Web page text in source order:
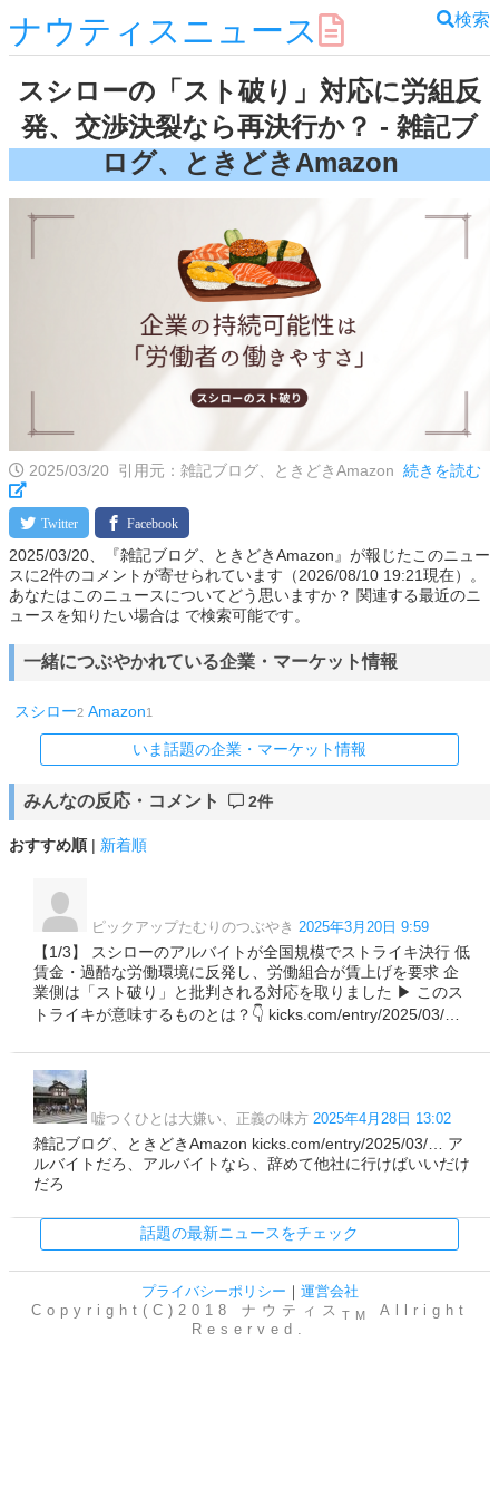
ナウティスニュース 検索
スシローの「スト破り」対応に労組反
発、交渉決裂なら再決行か？ - 雑記ブ
ログ、ときどきAmazon
2025/03/20 引用元：雑記ブログ、ときどきAmazon 続きを読む
2025/03/20、『雑記ブログ、ときどきAmazon』が報じたこのニュー
スに2件のコメントが寄せられています（2026/08/10 19:21現在）。
あなたはこのニュースについてどう思いますか？ 関連する最近のニ
ュースを知りたい場合は で検索可能です。
一緒につぶやかれている企業・マーケット情報
スシロー2 Amazon1
いま話題の企業・マーケット情報
みんなの反応・コメント 2件
おすすめ順 | 新着順
ピックアップたむりのつぶやき 2025年3月20日 9:59
【1/3】 スシローのアルバイトが全国規模でストライキ決行 低
賃金・過酷な労働環境に反発し、労働組合が賃上げを要求 企
業側は「スト破り」と批判される対応を取りました ▶ このス
トライキが意味するものとは？👇 kicks.com/entry/2025/03/…
嘘つくひとは大嫌い、正義の味方 2025年4月28日 13:02
雑記ブログ、ときどきAmazon kicks.com/entry/2025/03/… ア
ルバイトだろ、アルバイトなら、辞めて他社に行けばいいだけ
だろ
話題の最新ニュースをチェック
プライバシーポリシー ｜ 運営会社
Copyright(C)2018 ナウティス TM
Allright
Reserved.